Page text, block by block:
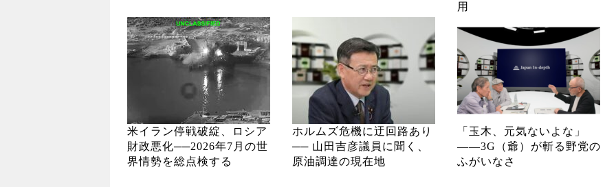
用
米イラン停戦破綻、ロシア
財政悪化──2026年7月の世
界情勢を総点検する
ホルムズ危機に迂回路あり
── 山田吉彦議員に聞く、
原油調達の現在地
「玉木、元気ないよな」
――3G（爺）が斬る野党の
ふがいなさ